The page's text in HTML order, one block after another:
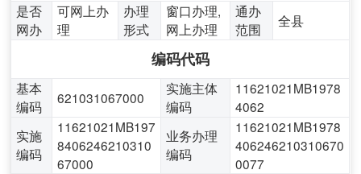
是否
网办
可网上办
理
办理
形式
窗口办理,
网上办理
通办
范围
全县
编码代码
基本
编码
621031067000
实施主体
编码
11621021MB1978
4062
实施
编码
11621021MB197
8406246210310
67000
业务办理
编码
11621021MB1978
406246210310670
0077